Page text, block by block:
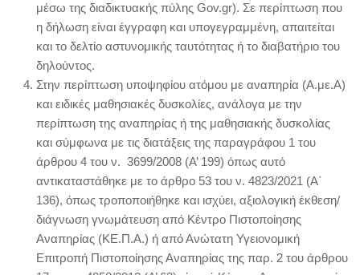
μέσω της διαδικτυακής πύλης Gov.gr). Σε περίπτωση που
η δήλωση είναι έγγραφη και υπογεγραμμένη, απαιτείται
και το δελτίο αστυνομικής ταυτότητας ή το διαβατήριο του
δηλούντος.
Στην περίπτωση υποψηφίου ατόμου με αναπηρία (Α.με.Α)
και ειδικές μαθησιακές δυσκολίες, ανάλογα με την
περίπτωση της αναπηρίας ή της μαθησιακής δυσκολίας
και σύμφωνα με τις διατάξεις της παραγράφου 1 του
άρθρου 4 του ν. 3699/2008 (Α’ 199) όπως αυτό
αντικαταστάθηκε με το άρθρο 53 του ν. 4823/2021 (Α΄
136), όπως τροποποιήθηκε και ισχύει, αξιολογική έκθεση/
διάγνωση γνωμάτευση από Κέντρο Πιστοποίησης
Αναπηρίας (ΚΕ.Π.Α.) ή από Ανώτατη Υγειονομική
Επιτροπή Πιστοποίησης Αναπηρίας της παρ. 2 του άρθρου